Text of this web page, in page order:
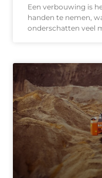
Een verbouwing is
handen te nemen,
onderschatten veel